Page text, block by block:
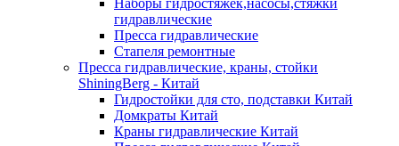
Наборы гидростяжек,насосы,стяжки
гидравлические
Пресса гидравлические
Стапеля ремонтные
Пресса гидравлические, краны, стойки
ShiningBerg - Китай
Гидростойки для сто, подставки Китай
Домкраты Китай
Краны гидравлические Китай